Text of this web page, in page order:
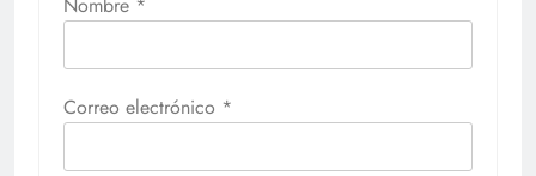
Nombre *
Correo electrónico *